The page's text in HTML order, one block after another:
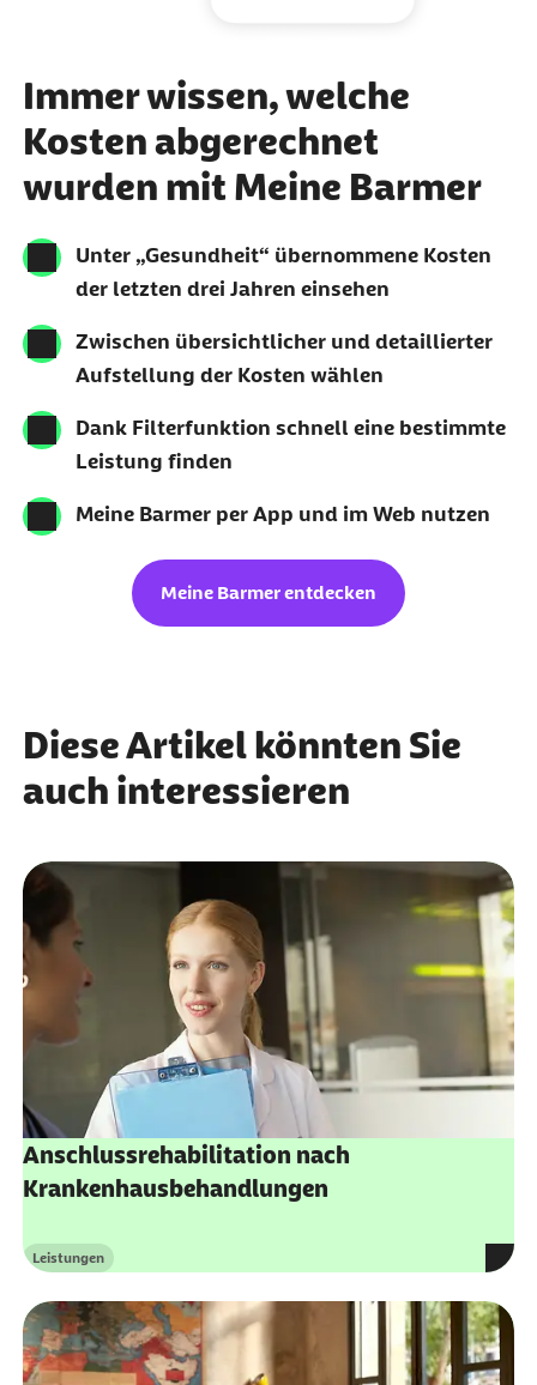
Immer wissen, welche
Kosten abgerechnet
wurden mit Meine Barmer
Unter „Gesundheit“ übernommene Kosten
der letzten drei Jahren einsehen
Zwischen übersichtlicher und detaillierter
Aufstellung der Kosten wählen
Dank Filterfunktion schnell eine bestimmte
Leistung finden
Meine Barmer per App und im Web nutzen
Meine Barmer entdecken
Diese Artikel könnten Sie
auch interessieren
Anschlussrehabilitation nach
Krankenhausbehandlungen
Kategorie
Leistungen